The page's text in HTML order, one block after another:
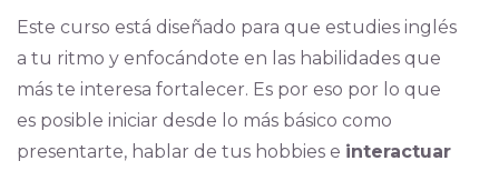
Este curso está diseñado para que estudies inglés
a tu ritmo y enfocándote en las habilidades que
más te interesa fortalecer. Es por eso por lo que
es posible iniciar desde lo más básico como
presentarte, hablar de tus hobbies e interactuar